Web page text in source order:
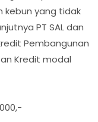
kebun yang tidak
PT SAL dan
Pembangunan
Kredit modal